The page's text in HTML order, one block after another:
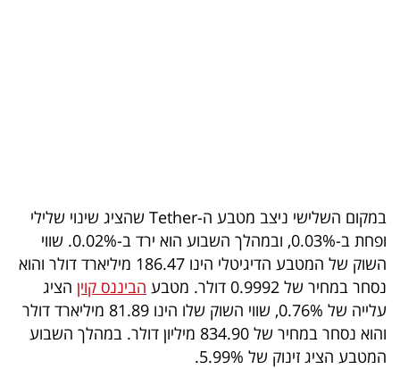
הכלכלי
פודקאסט
40
UNDER
40
במקום השלישי ניצב מטבע ה-Tether שהציג שינוי שלילי
ופחת ב-0.03%, ובמהלך השבוע הוא ירד ב-0.02%. שווי
השוק של המטבע הדיגיטלי הינו 186.47 מיליארד דולר והוא
נסחר במחיר של 0.9992 דולר. מטבע
הביננס קוין הציג
עלייה של 0.76%, שווי השוק שלו הינו 81.89 מיליארד דולר
והוא נסחר במחיר של 834.90 מיליון דולר. במהלך השבוע
המטבע הציג זינוק של 5.99%.